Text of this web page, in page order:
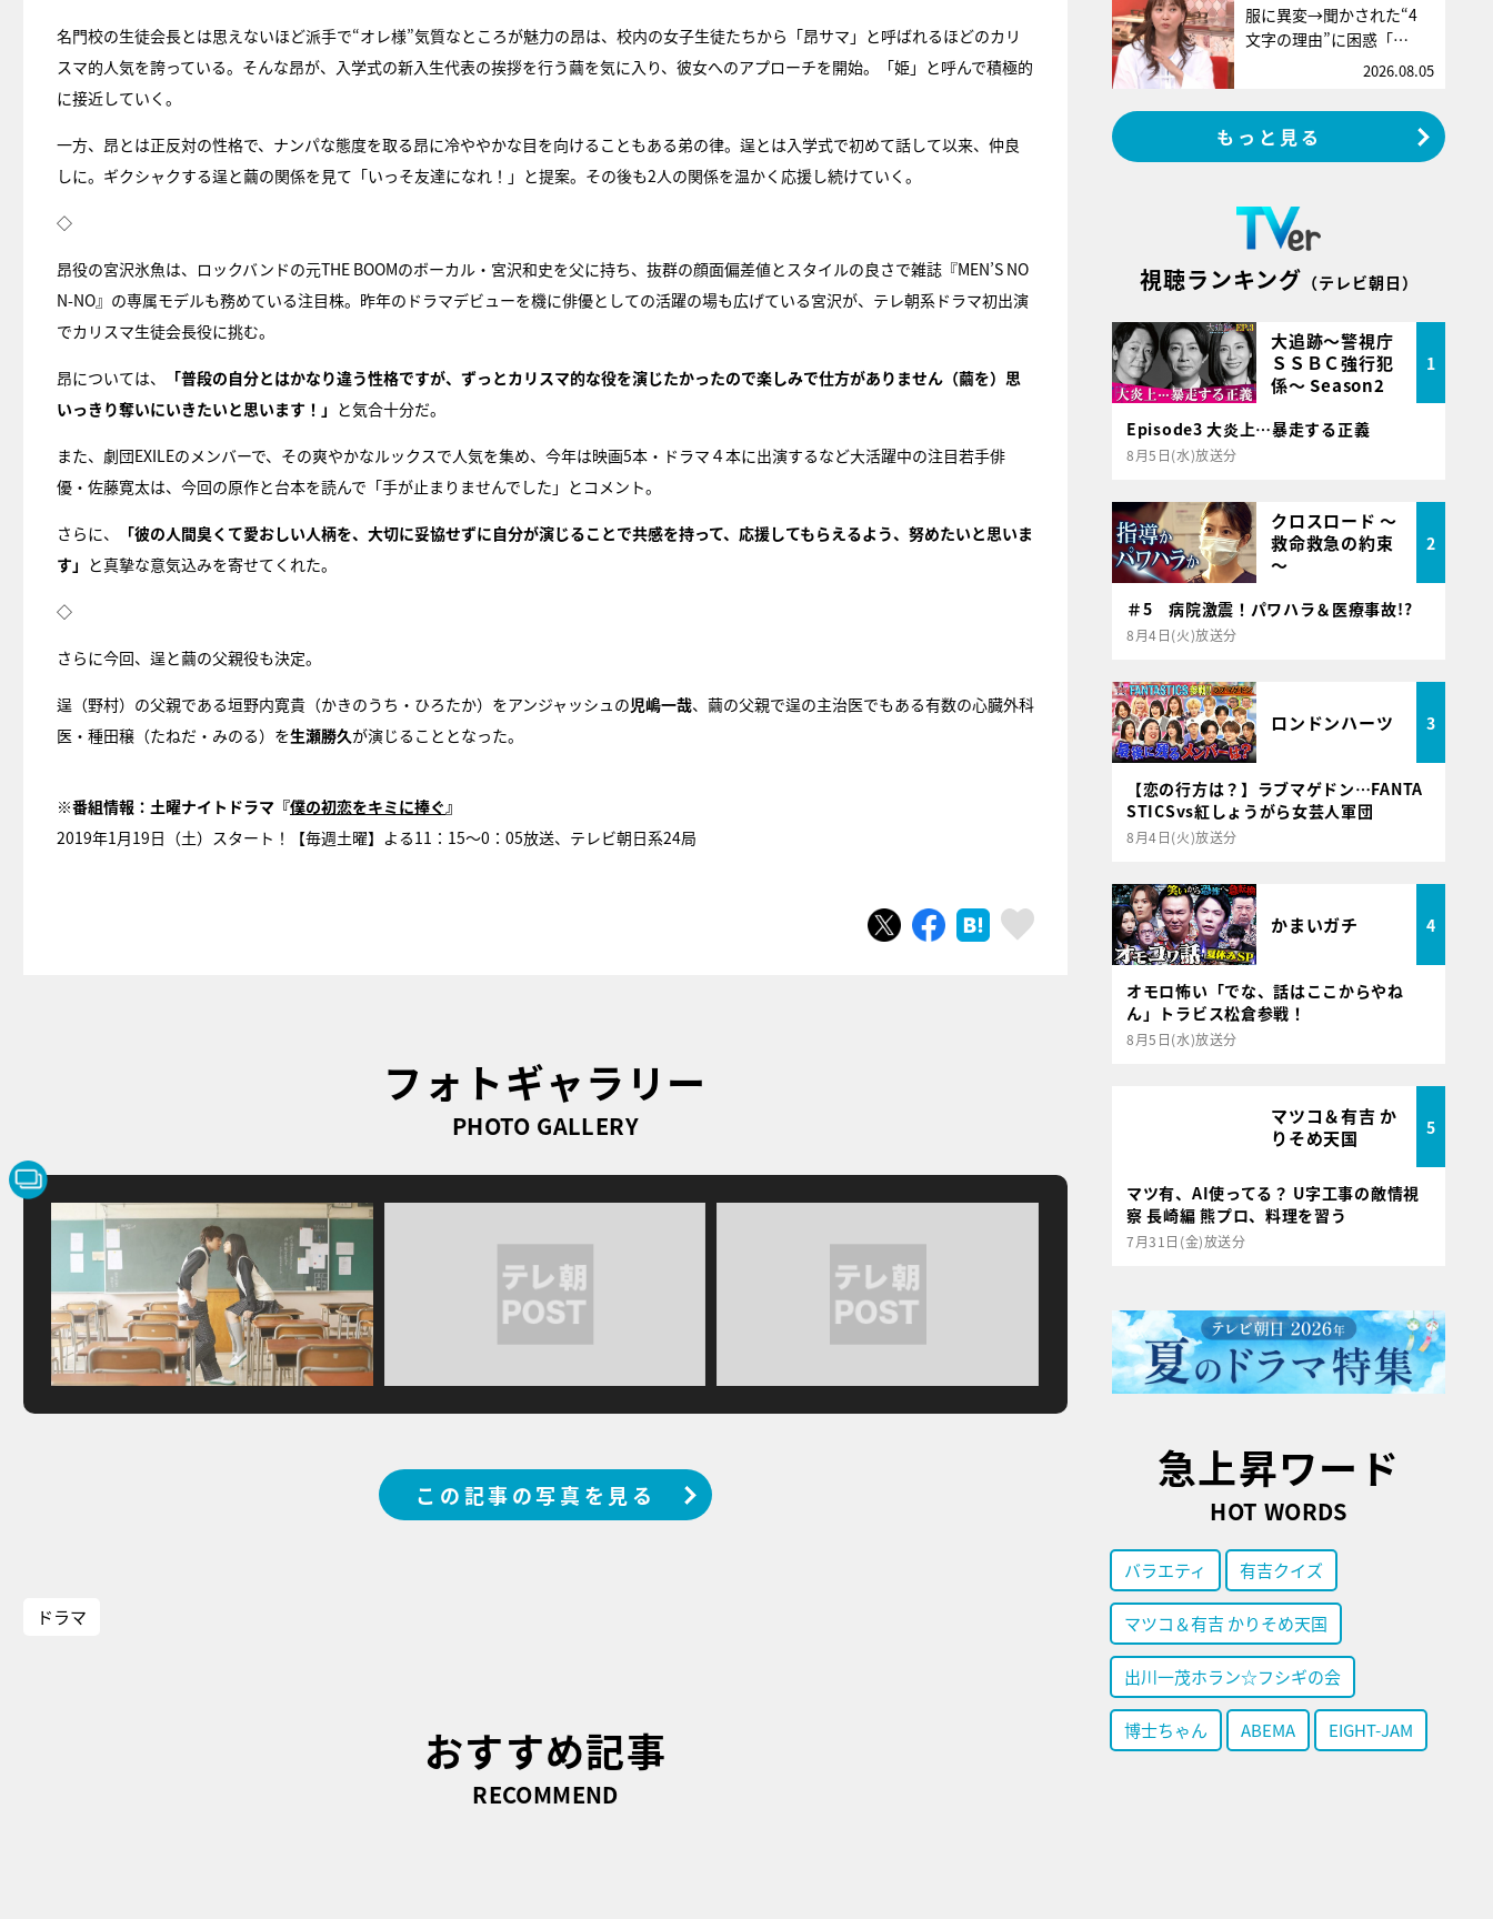
名門校の生徒会長とは思えないほど派手で“オレ様”気質なところが魅力の昂は、校内の女子生徒たちから「昂サマ」と呼ばれるほどのカリ
スマ的人気を誇っている。そんな昂が、入学式の新入生代表の挨拶を行う繭を気に入り、彼女へのアプローチを開始。「姫」と呼んで積極的
に接近していく。
一方、昂とは正反対の性格で、ナンパな態度を取る昂に冷ややかな目を向けることもある弟の律。逞とは入学式で初めて話して以来、仲良
しに。ギクシャクする逞と繭の関係を見て「いっそ友達になれ！」と提案。その後も2人の関係を温かく応援し続けていく。
◇
昂役の宮沢氷魚は、ロックバンドの元THE BOOMのボーカル・宮沢和史を父に持ち、抜群の顔面偏差値とスタイルの良さで雑誌『MEN’S NO
N-NO』の専属モデルも務めている注目株。昨年のドラマデビューを機に俳優としての活躍の場も広げている宮沢が、テレ朝系ドラマ初出演
でカリスマ生徒会長役に挑む。
昂については、
「普段の自分とはかなり違う性格ですが、ずっとカリスマ的な役を演じたかったので楽しみで仕方がありません（繭を）思
いっきり奪いにいきたいと思います！」 と気合十分だ。
また、劇団EXILEのメンバーで、その爽やかなルックスで人気を集め、今年は映画5本・ドラマ４本に出演するなど大活躍中の注目若手俳
優・佐藤寛太は、今回の原作と台本を読んで「手が止まりませんでした」とコメント。
さらに、
「彼の人間臭くて愛おしい人柄を、大切に妥協せずに自分が演じることで共感を持って、応援してもらえるよう、努めたいと思いま
す」 と真摯な意気込みを寄せてくれた。
◇
さらに今回、逞と繭の父親役も決定。
逞（野村）の父親である垣野内寛貴（かきのうち・ひろたか）をアンジャッシュの児嶋一哉、繭の父親で逞の主治医でもある有数の心臓外科
医・種田穣（たねだ・みのる）を生瀬勝久が演じることとなった。
※番組情報：土曜ナイトドラマ『僕の初恋をキミに捧ぐ』
2019年1月19日（土）スタート！【毎週土曜】よる11：15～0：05放送、テレビ朝日系24局
ツイートシェア はてブ スキボタン
フォトギャラリー
PHOTO GALLERY
この記事の写真を見る
ドラマ
おすすめ記事
RECOMMEND
服に異変→聞かされた“4
文字の理由”に困惑「…
2026.08.05
もっと見る
視聴ランキング （テレビ朝日）
大追跡～警視庁
ＳＳＢＣ強行犯
係～ Season2
1
Episode3 大炎上…暴走する正義
8月5日(水)放送分
クロスロード ～
救命救急の約束
～
2
＃5 病院激震！パワハラ＆医療事故!?
8月4日(火)放送分
ロンドンハーツ 3
【恋の行方は？】ラブマゲドン…FANTA
STICSvs紅しょうがら女芸人軍団
8月4日(火)放送分
かまいガチ 4
オモロ怖い「でな、話はここからやね
ん」トラビス松倉参戦！
8月5日(水)放送分
マツコ＆有吉 か
りそめ天国
5
マツ有、AI使ってる？ U字工事の敵情視
察 長崎編 熊プロ、料理を習う
7月31日(金)放送分
急上昇ワード
HOT WORDS
バラエティ 有吉クイズ
マツコ＆有吉 かりそめ天国
出川一茂ホラン☆フシギの会
博士ちゃん ABEMA EIGHT-JAM